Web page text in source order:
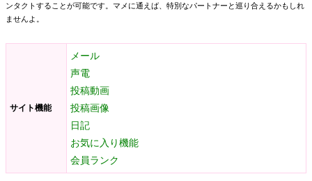
ンタクトすることが可能です。マメに通えば、特別なパートナーと巡り合えるかもしれ
ませんよ。
サイト機能
メール
声電
投稿動画
投稿画像
日記
お気に入り機能
会員ランク